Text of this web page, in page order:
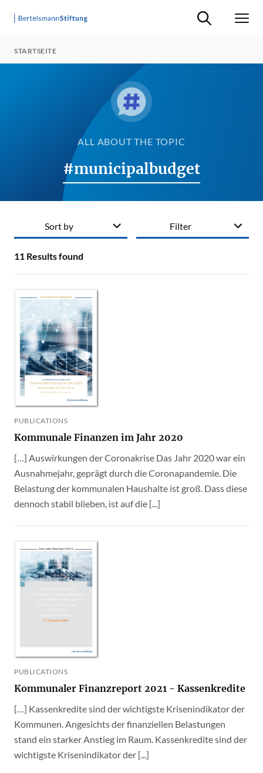
Suche ein-/
STARTSEITE
ALL ABOUT THE TOPIC
#municipalbudget
Filter
11 Results found
Sort by
PUBLICATIONS
Kommunale Finanzen im Jahr 2020
[…] Auswirkungen der Coronakrise Das Jahr 2020 war ein
Ausnahmejahr, geprägt durch die Coronapandemie. Die
Belastung der kommunalen Haushalte ist groß. Dass diese
dennoch stabil blieben, ist auf die [...]
PUBLICATIONS
Kommunaler Finanzreport 2021 - Kassenkredite
[…] Kassenkredite sind der wichtigste Krisenindikator der
Kommunen. Angesichts der finanziellen Belastungen
stand ein starker Anstieg im Raum. Kassenkredite sind der
wichtigste Krisenindikator der [...]